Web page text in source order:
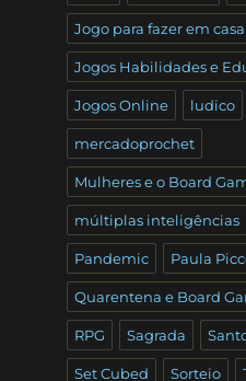
Jogo para fazer em casa
Jogos Habilidades e
Jogos Online ludico
mercadoprochet
Mulheres e o Board
múltiplas inteligências
Pandemic Paula
Quarentena e Board
RPG Sagrada
Set Cubed Sorteio